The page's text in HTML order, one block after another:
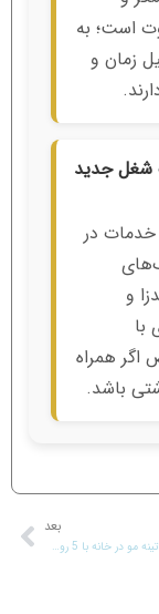
است؛ به
زمان و
شغل جدید
خدمات در
و
با
اگر همراه
باشد.
بعد
آموزش گام‌به‌گام کراتینه مو در خانه با 5 روش طبیعی و مؤثر